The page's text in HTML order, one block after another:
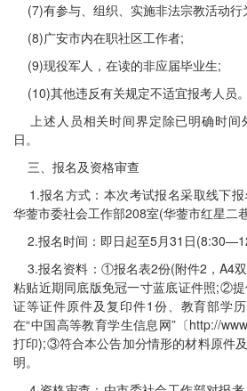
(7)有参与、组织、实施非法宗教活动行
(8)广安市内在职社区工作者;
(9)现役军人，在读的非应届毕业生;
(10)其他违反有关规定不适宜报考人员。
上述人员相关时间界定除已明确时间
日。
三、报名及资格审查
1.报名方式：本次考试报名采取线下
华蓥市委社会工作部208室(华蓥市红星二
2.报名时间：即日起至5月31日
3.报名资料：①报名表2份(附件2，A4
粘贴近期同底版免冠一寸蓝底证件照;②
证等证件原件及复印件1份、教育部学
在“中国高等教育学生信息网”〔http://
打印);③符合本公告加分情形的材料原件
明。